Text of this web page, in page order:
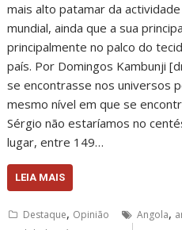
mais alto patamar da
mundial, ainda que a sua
principalmente no palco do
país. Por Domingos Kambunji
se encontrasse nos universos
mesmo nível em que se
Sérgio não estaríamos no
lugar, entre 149…
LEIA MAIS
Destaque, Opinião Angola,